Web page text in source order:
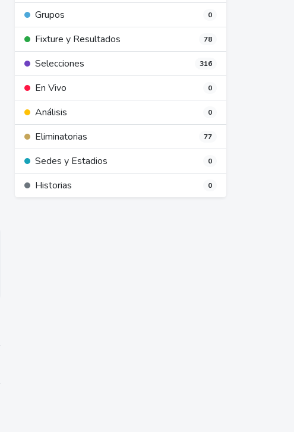
Grupos 0
Fixture y Resultados 78
Selecciones 316
En Vivo 0
Análisis 0
Eliminatorias 77
Sedes y Estadios 0
Historias 0